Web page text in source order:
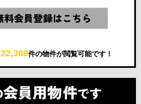
22,360件の物件が閲覧可能です！